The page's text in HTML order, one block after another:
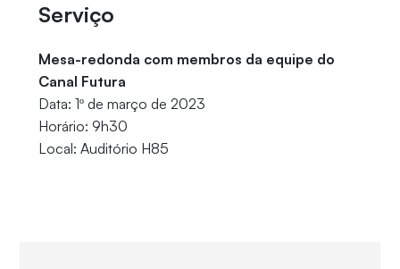
Serviço
Mesa-redonda com membros da equipe do
Canal Futura
Data: 1º de março de 2023
Horário: 9h30
Local: Auditório H85